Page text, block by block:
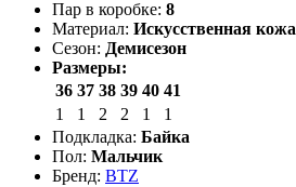
Пар в коробке: 8
Материал: Искусственная кожа
Сезон: Демисезон
Размеры:
36 37 38 39 40 41
1
1 2 2 1
1
Подкладка: Байка
Пол: Мальчик
Бренд: BTZ